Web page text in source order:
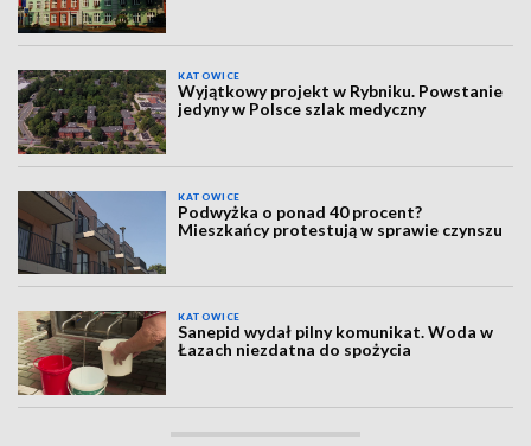
KATOWICE
Wyjątkowy projekt w Rybniku. Powstanie
jedyny w Polsce szlak medyczny
KATOWICE
Podwyżka o ponad 40 procent?
Mieszkańcy protestują w sprawie czynszu
KATOWICE
Sanepid wydał pilny komunikat. Woda w
Łazach niezdatna do spożycia